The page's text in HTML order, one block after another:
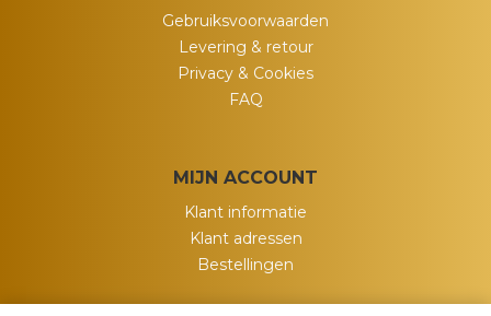
Gebruiksvoorwaarden
Levering & retour
Privacy & Cookies
FAQ
MIJN ACCOUNT
Klant informatie
Klant adressen
Bestellingen